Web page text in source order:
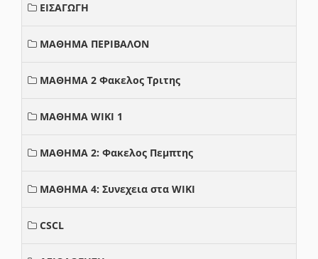
ΕΙΣΑΓΩΓΗ
ΜΑΘΗΜΑ ΠΕΡΙΒΑΛΟΝ
ΜΑΘΗΜΑ 2 Φακελος Τριτης
ΜΑΘΗΜΑ WIKI 1
ΜΑΘΗΜΑ 2: Φακελος Πεμπτης
ΜΑΘΗΜΑ 4: Συνεχεια στα WIKI
CSCL